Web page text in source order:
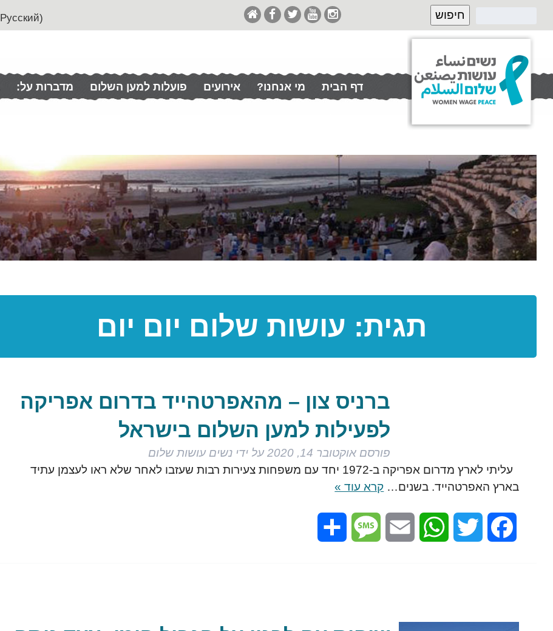
(English (& Francais / Español / Italian / Pусский
דף הבית מי אנחנו? אירועים פועלות למען השלום מדברות על:
תגית: עושות שלום יום יום
ברניס צון – מהאפרטהייד בדרום אפריקה
לפעילות למען השלום בישראל
פורסםאוקטובר 14, 2020 על ידי נשים עושות שלום
עליתי לארץ מדרום אפריקה ב-1972 יחד עם משפחות צעירות רבות שעזבו לאחר שלא ראו לעצמן עתיד
בארץ האפרטהייד. בשנים… קרא עוד »
Facebook
Twitter
WhatsApp
Email
Message